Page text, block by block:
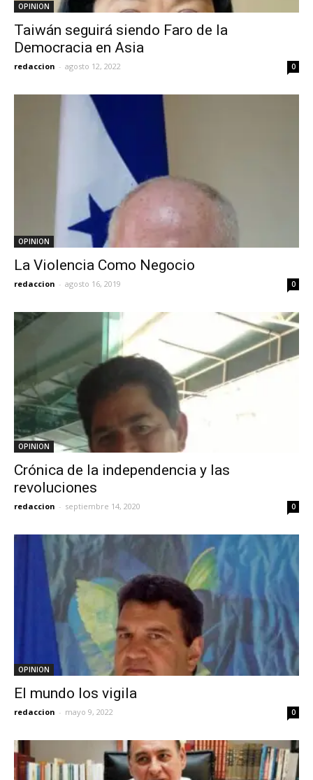
OPINION
Taiwán seguirá siendo Faro de la
Democracia en Asia
redaccion - agosto 12, 2022 0
OPINION
La Violencia Como Negocio
redaccion - agosto 16, 2019 0
OPINION
Crónica de la independencia y las
revoluciones
redaccion - septiembre 14, 2020 0
OPINION
El mundo los vigila
redaccion - mayo 9, 2022 0